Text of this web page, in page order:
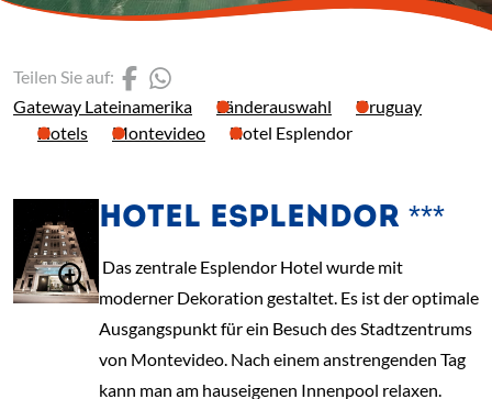
Gateway Lateinamerika Länderauswahl
Uruguay
Hotels
Montevideo Hotel Esplendor
Teilen Sie auf: (Link öffnet einen neuen
HOTEL ESPLENDOR ***
Das zentrale Esplendor Hotel wurde mit
moderner Dekoration gestaltet. Es ist der optimale
Ausgangspunkt für ein Besuch des Stadtzentrums
von Montevideo. Nach einem anstrengenden Tag
kann man am hauseigenen Innenpool relaxen.